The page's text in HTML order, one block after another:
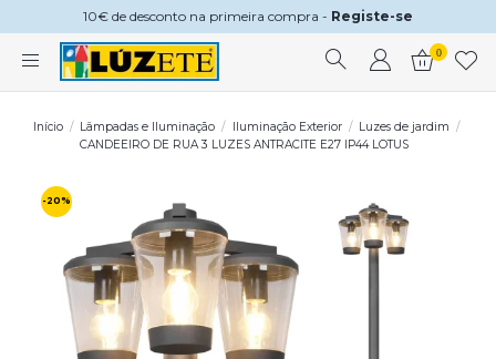
10€ de desconto na primeira compra - Registe-se
0
Início Lâmpadas e Iluminação Iluminação Exterior
Luzes de jardim
CANDEEIRO DE RUA 3 LUZES ANTRACITE E27 IP44 LOTUS
-20%